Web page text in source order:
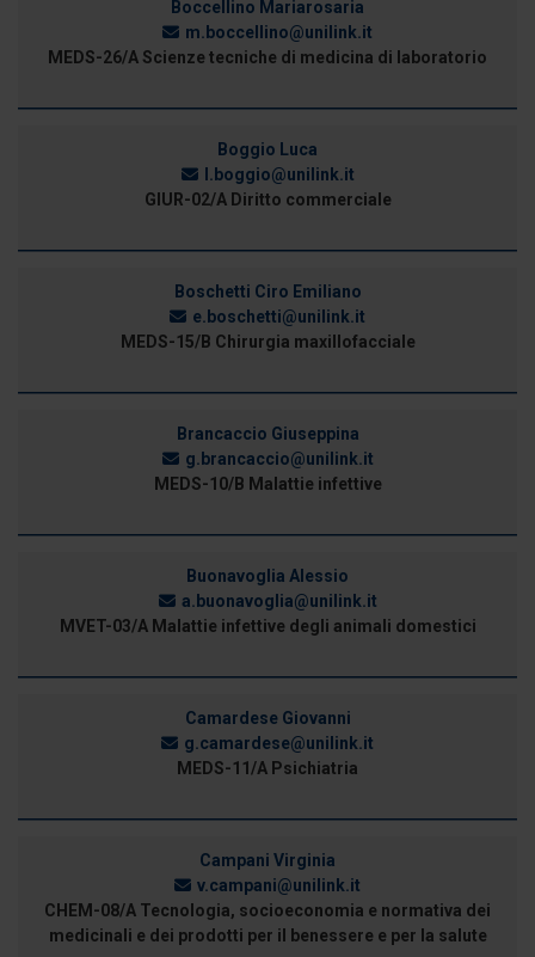
Boccellino Mariarosaria
m.boccellino@unilink.it
MEDS-26/A Scienze tecniche di medicina di laboratorio
Boggio Luca
l.boggio@unilink.it
GIUR-02/A Diritto commerciale
Boschetti Ciro Emiliano
e.boschetti@unilink.it
MEDS-15/B Chirurgia maxillofacciale
Brancaccio Giuseppina
g.brancaccio@unilink.it
MEDS-10/B Malattie infettive
Buonavoglia Alessio
a.buonavoglia@unilink.it
MVET-03/A Malattie infettive degli animali domestici
Camardese Giovanni
g.camardese@unilink.it
MEDS-11/A Psichiatria
Campani Virginia
v.campani@unilink.it
CHEM-08/A Tecnologia, socioeconomia e normativa dei
medicinali e dei prodotti per il benessere e per la salute